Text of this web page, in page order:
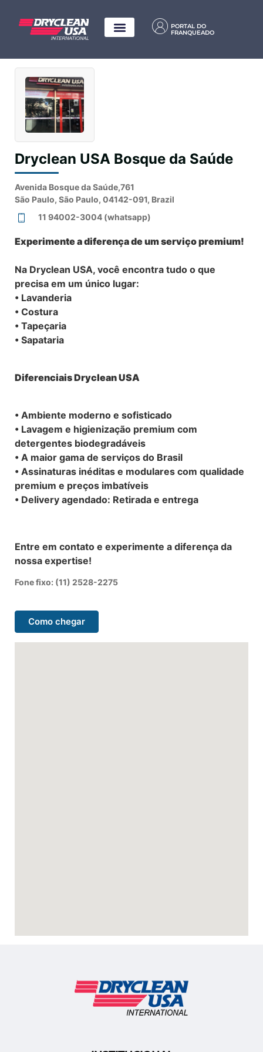
PORTAL DO
FRANQUEADO
Dryclean USA Bosque da Saúde
Avenida Bosque da Saúde,761
São Paulo, São Paulo, 04142-091, Brazil
11 94002-3004 (whatsapp)
Experimente a diferença de um serviço premium!
Na Dryclean USA, você encontra tudo o que
precisa em um único lugar:
• Lavanderia
• Costura
• Tapeçaria
• Sapataria
Diferenciais Dryclean USA
• Ambiente moderno e sofisticado
• Lavagem e higienização premium com
detergentes biodegradáveis
• A maior gama de serviços do Brasil
• Assinaturas inéditas e modulares com qualidade
premium e preços imbatíveis
• Delivery agendado: Retirada e entrega
Entre em contato e experimente a diferença da
nossa expertise!
Fone fixo: (11) 2528-2275
Como chegar